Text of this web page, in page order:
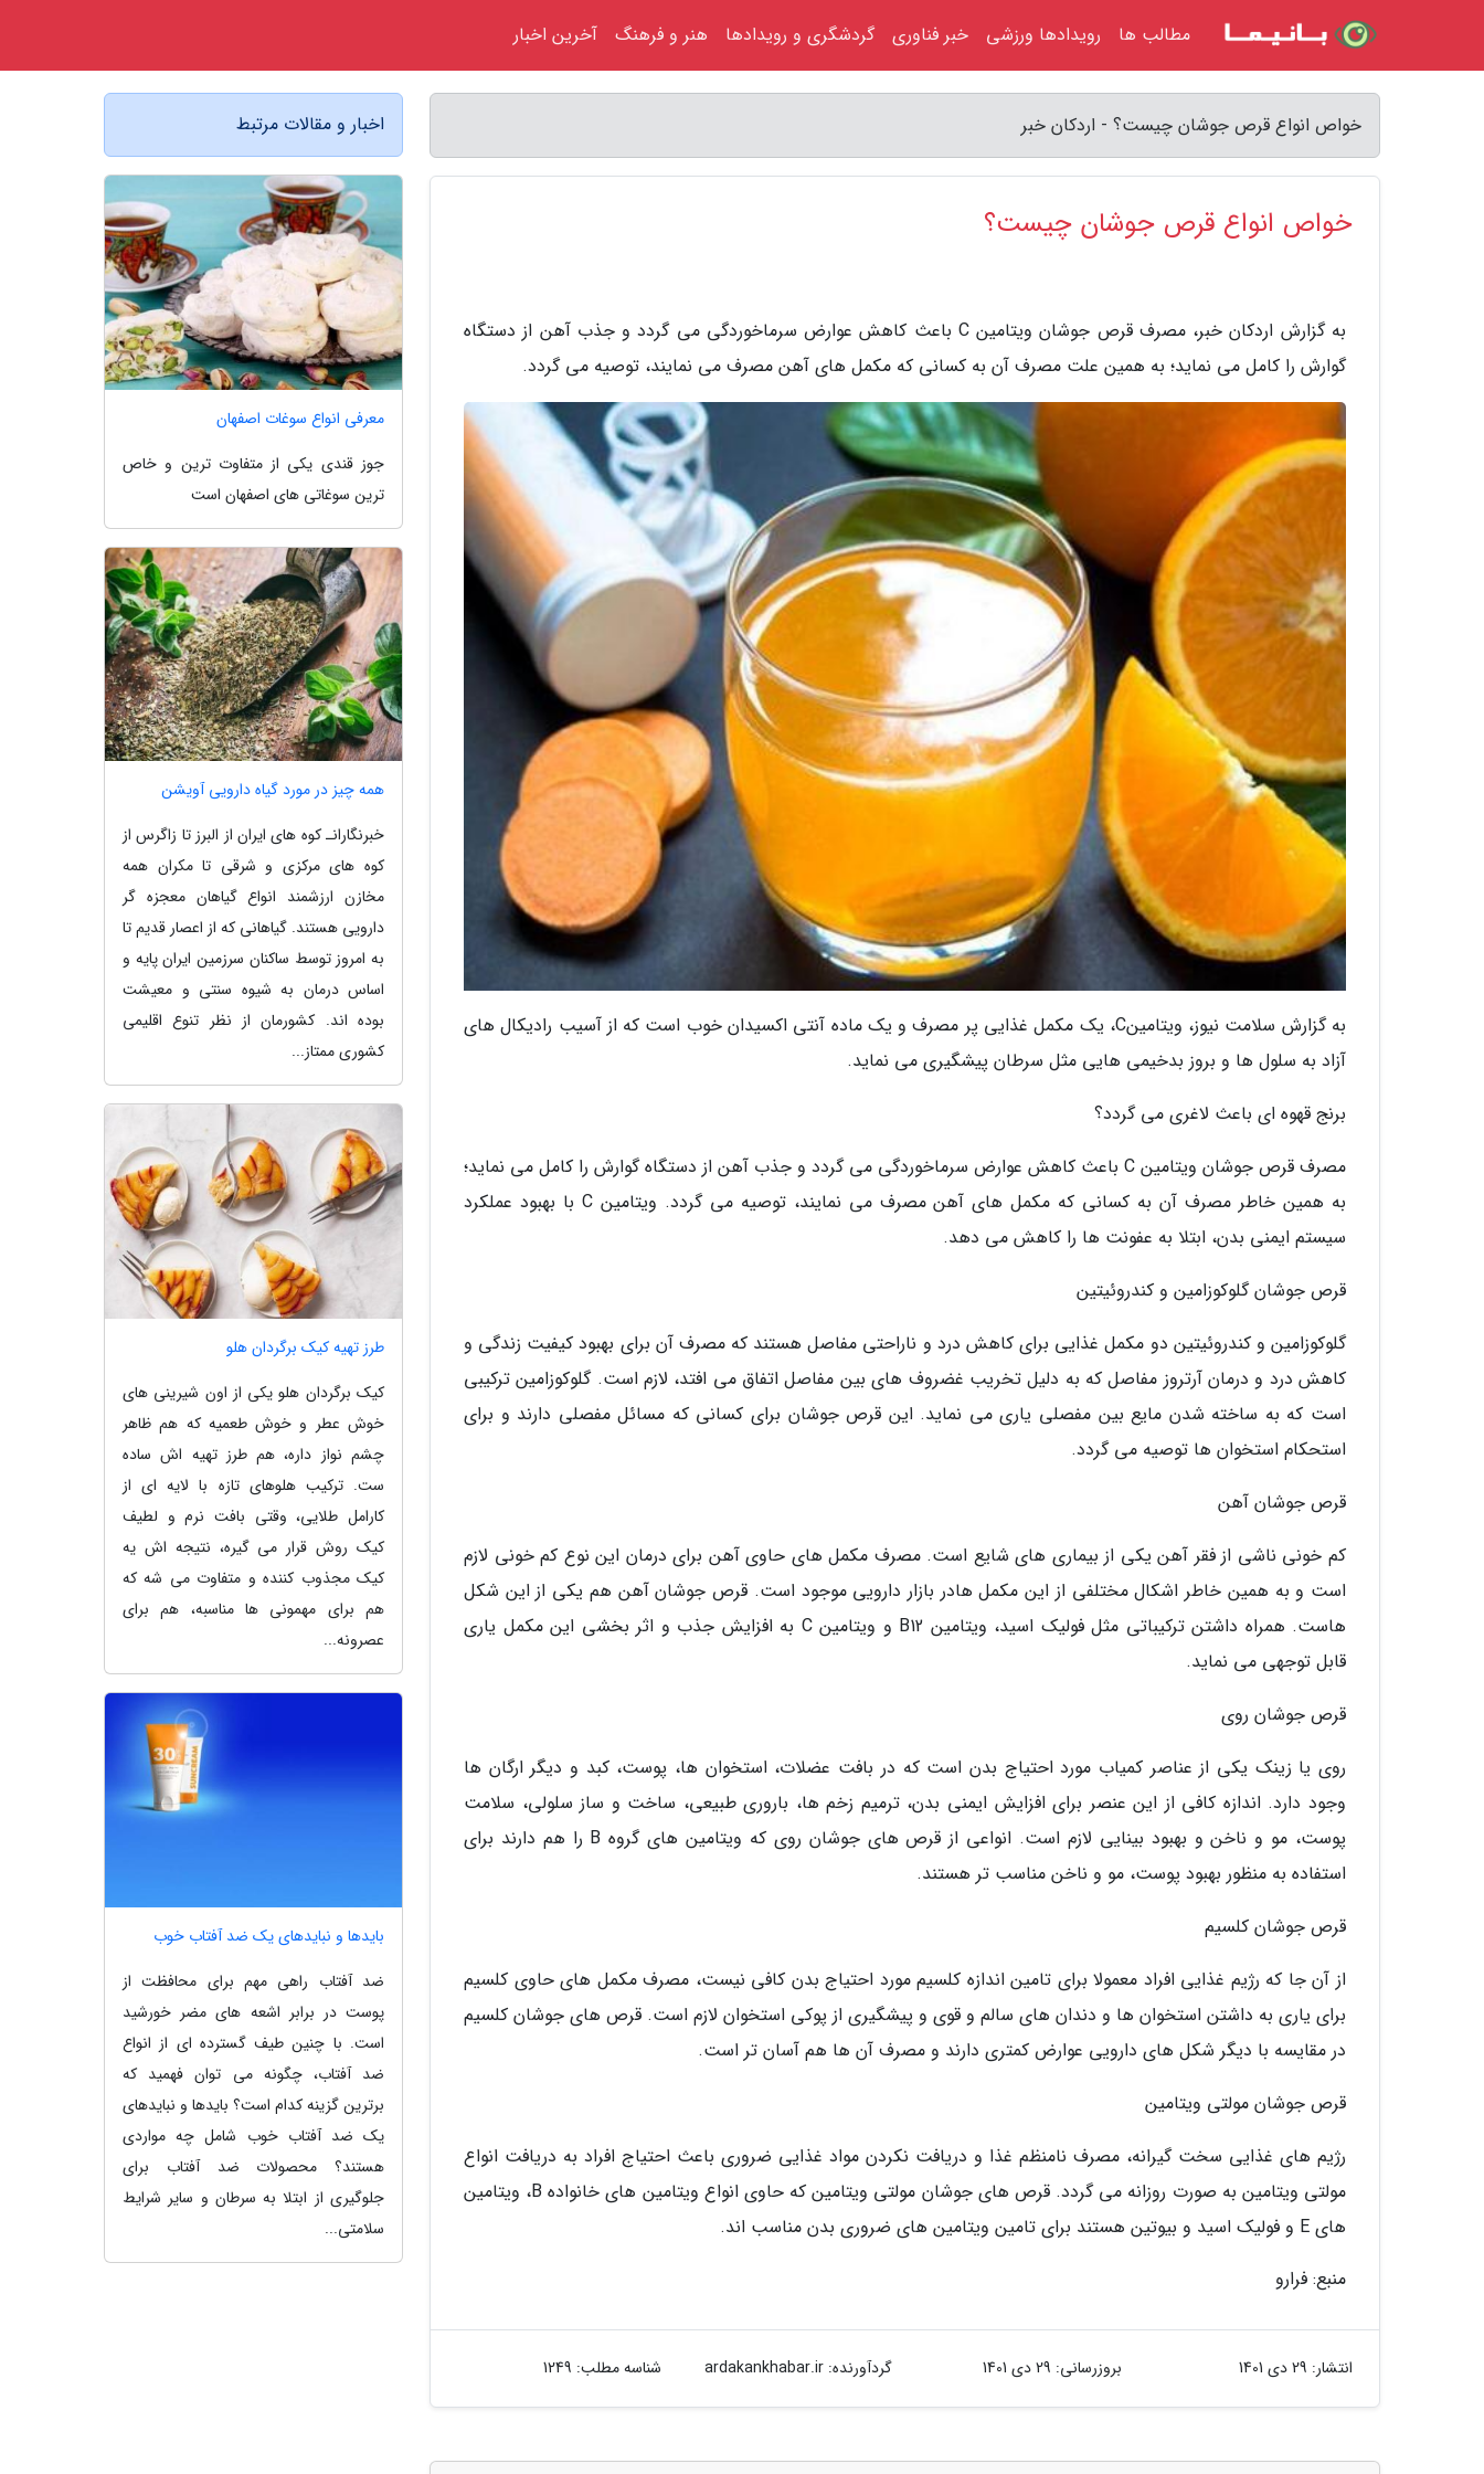
خواص انواع قرص جوشان چیست؟ - اردکان خبر
خواص انواع قرص جوشان چیست؟
به گزارش اردکان خبر، مصرف قرص جوشان ویتامین C باعث کاهش عوارض سرماخوردگی می گردد و جذب آهن از دستگاه
گوارش را کامل می نماید؛ به همین علت مصرف آن به کسانی که مکمل های آهن مصرف می نمایند، توصیه می گردد.
به گزارش سلامت نیوز، ویتامینC، یک مکمل غذایی پر مصرف و یک ماده آنتی اکسیدان خوب است که از آسیب رادیکال های
آزاد به سلول ها و بروز بدخیمی هایی مثل سرطان پیشگیری می نماید.
برنج قهوه ای باعث لاغری می گردد؟
مصرف قرص جوشان ویتامین C باعث کاهش عوارض سرماخوردگی می گردد و جذب آهن از دستگاه گوارش را کامل می نماید؛
به همین خاطر مصرف آن به کسانی که مکمل های آهن مصرف می نمایند، توصیه می گردد. ویتامین C با بهبود عملکرد
سیستم ایمنی بدن، ابتلا به عفونت ها را کاهش می دهد.
قرص جوشان گلوکوزامین و کندروئیتین
گلوکوزامین و کندروئیتین دو مکمل غذایی برای کاهش درد و ناراحتی مفاصل هستند که مصرف آن برای بهبود کیفیت زندگی و
کاهش درد و درمان آرتروز مفاصل که به دلیل تخریب غضروف های بین مفاصل اتفاق می افتد، لازم است. گلوکوزامین ترکیبی
است که به ساخته شدن مایع بین مفصلی یاری می نماید. این قرص جوشان برای کسانی که مسائل مفصلی دارند و برای
استحکام استخوان ها توصیه می گردد.
قرص جوشان آهن
کم خونی ناشی از فقر آهن یکی از بیماری های شایع است. مصرف مکمل های حاوی آهن برای درمان این نوع کم خونی لازم
است و به همین خاطر اشکال مختلفی از این مکمل هادر بازار دارویی موجود است. قرص جوشان آهن هم یکی از این شکل
هاست. همراه داشتن ترکیباتی مثل فولیک اسید، ویتامین B12 و ویتامین C به افزایش جذب و اثر بخشی این مکمل یاری
قابل توجهی می نماید.
قرص جوشان روی
روی یا زینک یکی از عناصر کمیاب مورد احتیاج بدن است که در بافت عضلات، استخوان ها، پوست، کبد و دیگر ارگان ها
وجود دارد. اندازه کافی از این عنصر برای افزایش ایمنی بدن، ترمیم زخم ها، باروری طبیعی، ساخت و ساز سلولی، سلامت
پوست، مو و ناخن و بهبود بینایی لازم است. انواعی از قرص های جوشان روی که ویتامین های گروه B را هم دارند برای
استفاده به منظور بهبود پوست، مو و ناخن مناسب تر هستند.
قرص جوشان کلسیم
از آن جا که رژیم غذایی افراد معمولا برای تامین اندازه کلسیم مورد احتیاج بدن کافی نیست، مصرف مکمل های حاوی کلسیم
برای یاری به داشتن استخوان ها و دندان های سالم و قوی و پیشگیری از پوکی استخوان لازم است. قرص های جوشان کلسیم
در مقایسه با دیگر شکل های دارویی عوارض کمتری دارند و مصرف آن ها هم آسان تر است.
قرص جوشان مولتی ویتامین
رژیم های غذایی سخت گیرانه، مصرف نامنظم غذا و دریافت نکردن مواد غذایی ضروری باعث احتیاج افراد به دریافت انواع
مولتی ویتامین به صورت روزانه می گردد. قرص های جوشان مولتی ویتامین که حاوی انواع ویتامین های خانواده B، ویتامین
های E و فولیک اسید و بیوتین هستند برای تامین ویتامین های ضروری بدن مناسب اند.
منبع: فرارو
انتشار: 29 دی 1401 بروزرسانی: 29 دی 1401 گردآورنده:ardakankhabar.ir شناسه مطلب: 1249
اخبار و مقالات مرتبط
معرفی انواع سوغات اصفهان
جوز قندی یکی از متفاوت ترین و خاص
ترین سوغاتی های اصفهان است
همه چیز در مورد گیاه دارویی آویشن
خبرنگارانـ کوه های ایران از البرز تا زاگرس از
کوه های مرکزی و شرقی تا مکران همه
مخازن ارزشمند انواع گیاهان معجزه گر
دارویی هستند. گیاهانی که از اعصار قدیم تا
به امروز توسط ساکنان سرزمین ایران پایه و
اساس درمان به شیوه سنتی و معیشت
بوده اند. کشورمان از نظر تنوع اقلیمی
کشوری ممتاز...
طرز تهیه کیک برگردان هلو
کیک برگردان هلو یکی از اون شیرینی های
خوش عطر و خوش طعمیه که هم ظاهر
چشم نواز داره، هم طرز تهیه اش ساده
ست. ترکیب هلوهای تازه با لایه ای از
کارامل طلایی، وقتی بافت نرم و لطیف
کیک روش قرار می گیره، نتیجه اش یه
کیک مجذوب کننده و متفاوت می شه که
هم برای مهمونی ها مناسبه، هم برای
عصرونه...
بایدها و نبایدهای یک ضد آفتاب خوب
ضد آفتاب راهی مهم برای محافظت از
پوست در برابر اشعه های مضر خورشید
است. با چنین طیف گسترده ای از انواع
ضد آفتاب، چگونه می توان فهمید که
برترین گزینه کدام است؟ بایدها و نبایدهای
یک ضد آفتاب خوب شامل چه مواردی
هستند؟ محصولات ضد آفتاب برای
جلوگیری از ابتلا به سرطان و سایر شرایط
سلامتی...
مطالب ها رویدادها ورزشی خبر فناوری گردشگری و رویدادها هنر و فرهنگ آخرین اخبار